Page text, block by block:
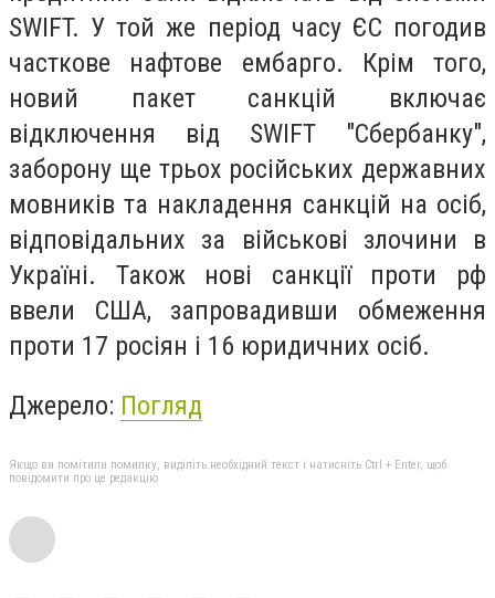
SWIFT. У той же період часу ЄС погодив
часткове нафтове ембарго. Крім того,
новий пакет санкцій включає
відключення від SWIFT "Сбербанку",
заборону ще трьох російських державних
мовників та накладення санкцій на осіб,
відповідальних за військові злочини в
Україні. Також нові санкції проти рф
ввели США, запровадивши обмеження
проти 17 росіян і 16 юридичних осіб.
Джерело: Погляд
Якщо ви помітили помилку, виділіть необхідний текст і натисніть Ctrl + Enter, щоб
повідомити про це редакцію